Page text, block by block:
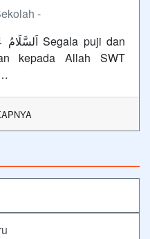
-
kepada Allah SWT